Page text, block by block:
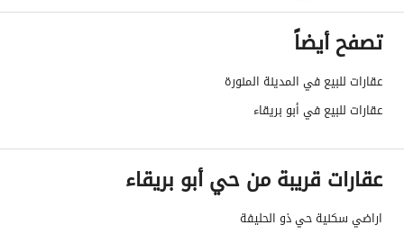
رقم المخطط
679 / ت / 1415
رقم صك الملكية
واجهة العقار
جنوبية
الضمانات والمدة
-
قنوات الاعلان
تصفح أيضاً
عقارات للبيع في المدينة المنورة
عقارات للبيع في أبو بريقاء
عقارات قريبة من حي أبو بريقاء
اراضي سكنية حي ذو الحليفة